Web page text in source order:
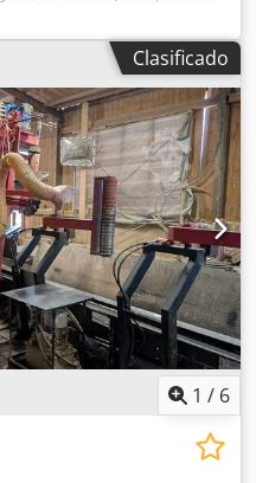
vertical en diagonal
banda
de residuos
Clasificado
1 / 6